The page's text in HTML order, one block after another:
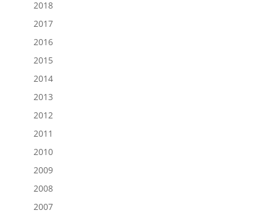
2018
2017
2016
2015
2014
2013
2012
2011
2010
2009
2008
2007